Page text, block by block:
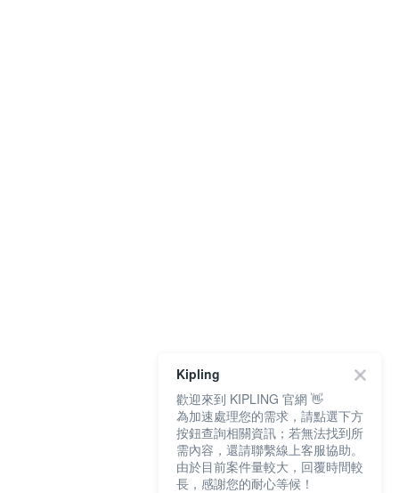
Kipling
歡迎來到 KIPLING 官網 👋
為加速處理您的需求，請點選下方
按鈕查詢相關資訊；若無法找到所
需內容，還請聯繫線上客服協助。
由於目前案件量較大，回覆時間較
長，感謝您的耐心等候！